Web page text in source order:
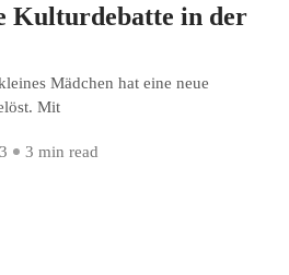
Kulturdebatte in der
Mädchen hat eine neue
Mit
3 min read